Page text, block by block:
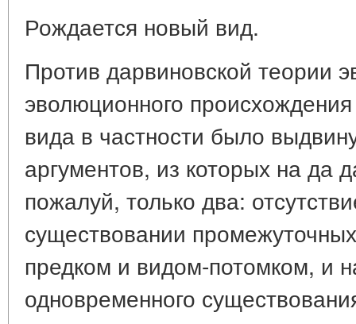
Рождается новый вид.
Против дарвиновской теории
эволюционного
вида в частности было
аргументов, из которых на да
пожалуй, только два:
существовании
предком и видом-потомком, и
одновременного